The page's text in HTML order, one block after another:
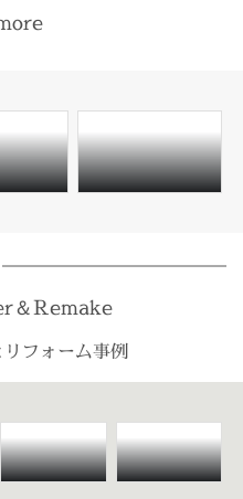
＆Remake
フォーム事例